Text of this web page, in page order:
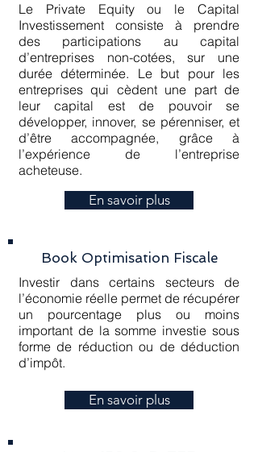
Le Private Equity ou le Capital
Investissement consiste à prendre
des participations au capital
d’entreprises non-cotées, sur une
durée déterminée. Le but pour les
entreprises qui cèdent une part de
leur capital est de pouvoir se
développer, innover, se pérenniser, et
d’être accompagnée, grâce à
l’expérience de l’entreprise
acheteuse.
En savoir plus
Book Optimisation Fiscale
Investir dans certains secteurs de
l’économie réelle permet de récupérer
un pourcentage plus ou moins
important de la somme investie sous
forme de réduction ou de déduction
d’impôt.
En savoir plus